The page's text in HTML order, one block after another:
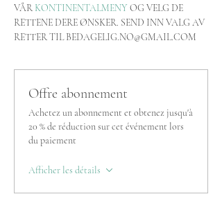
VÅR KONTINENTALMENY OG VELG DE
RETTENE DERE ØNSKER. SEND INN VALG AV
RETTER TIL BEDAGELIG.NO@GMAIL.COM
Offre abonnement
Achetez un abonnement et obtenez jusqu'à
20 % de réduction sur cet événement lors
du paiement
Afficher les détails